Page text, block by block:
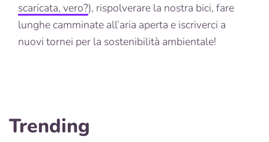
scaricata, vero?), rispolverare la nostra bici, fare
lunghe camminate all’aria aperta e iscriverci a
nuovi tornei per la sostenibilità ambientale!
Trending